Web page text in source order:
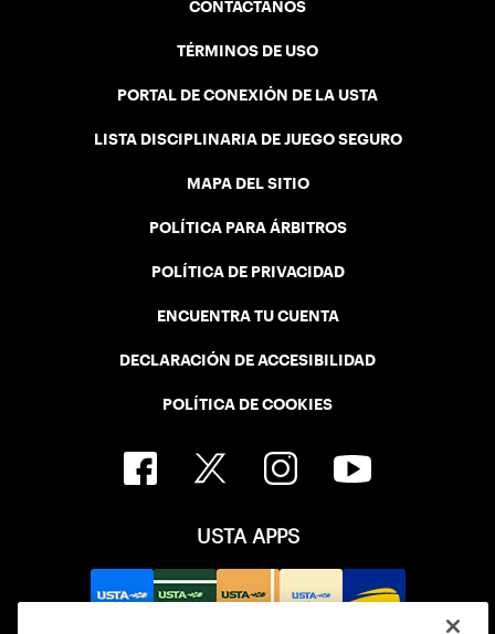
CONTÁCTANOS
TÉRMINOS DE USO
PORTAL DE CONEXIÓN DE LA USTA
LISTA DISCIPLINARIA DE JUEGO SEGURO
MAPA DEL SITIO
POLÍTICA PARA ÁRBITROS
POLÍTICA DE PRIVACIDAD
ENCUENTRA TU CUENTA
DECLARACIÓN DE ACCESIBILIDAD
POLÍTICA DE COOKIES
USTA APPS